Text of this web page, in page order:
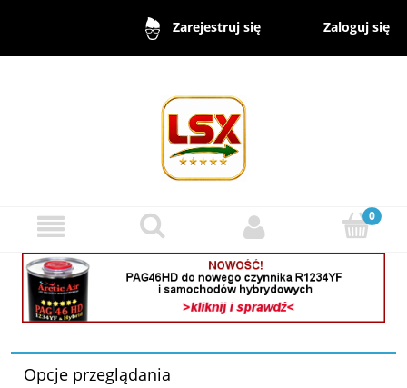
Zarejestruj się Zaloguj się
Opcje przeglądania